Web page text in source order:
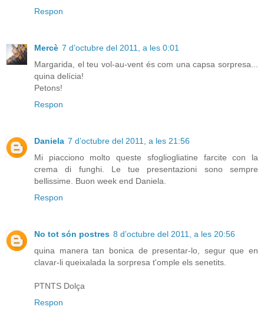
Respon
Mercè 7 d’octubre del 2011, a les 0:01
Margarida, el teu vol-au-vent és com una capsa sorpresa...
quina delícia!
Petons!
Respon
Daniela 7 d’octubre del 2011, a les 21:56
Mi piacciono molto queste sfogliogliatine farcite con la
crema di funghi. Le tue presentazioni sono sempre
bellissime. Buon week end Daniela.
Respon
No tot són postres 8 d’octubre del 2011, a les 20:56
quina manera tan bonica de presentar-lo, segur que en
clavar-li queixalada la sorpresa t'omple els senetits.
PTNTS Dolça
Respon